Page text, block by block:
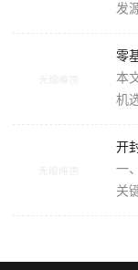
发
传
大
本
机
维
文
开
一
关
围